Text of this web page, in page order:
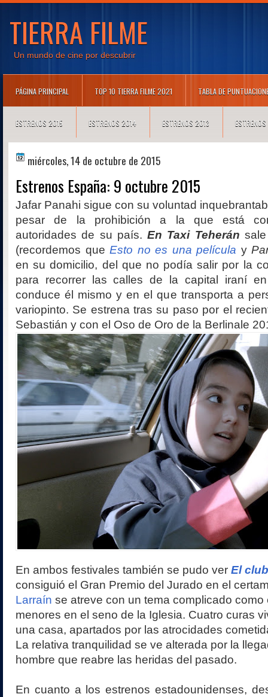
TIERRA FILME
Un mundo de cine por descubrir
PÁGINA PRINCIPAL TOP 10 TIERRA FILME 2021 TABLA DE
ESTRENOS 2015 ESTRENOS 2014 ESTRENOS 2013
miércoles, 14 de octubre de 2015
Estrenos España: 9 octubre 2015
Jafar Panahi sigue con su voluntad
pesar de la prohibición a la que está
autoridades de su país. En Taxi Teherán
(recordemos que Esto no es una película y
en su domicilio, del que no podía salir por la
para recorrer las calles de la capital iraní
conduce él mismo y en el que transporta a
variopinto. Se estrena tras su paso por el
Sebastián y con el Oso de Oro de la Berlinale
En ambos festivales también se pudo ver El club
consiguió el Gran Premio del Jurado en el
Larraín se atreve con un tema complicado como
menores en el seno de la Iglesia. Cuatro curas
una casa, apartados por las atrocidades
La relativa tranquilidad se ve alterada por la
hombre que reabre las heridas del pasado.
En cuanto a los estrenos estadounidenses,